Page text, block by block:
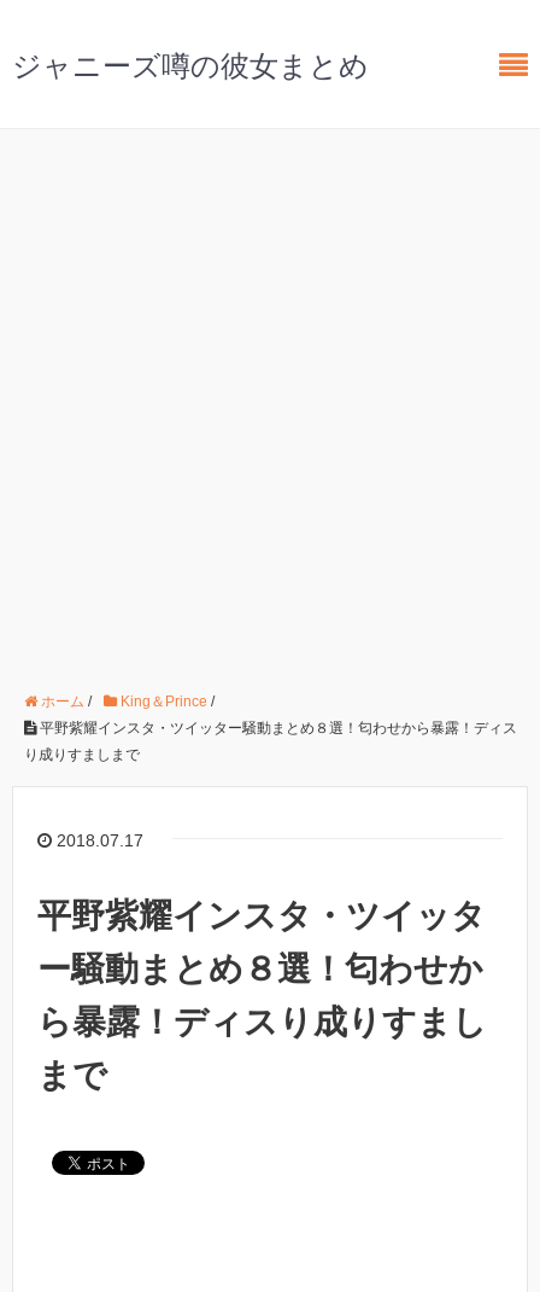
ジャニーズ噂の彼女まとめ
ホーム / King＆Prince /
平野紫耀インスタ・ツイッター騒動まとめ８選！匂わせから暴露！ディス
り成りすましまで
2018.07.17
平野紫耀インスタ・ツイッタ
ー騒動まとめ８選！匂わせか
ら暴露！ディスり成りすまし
まで